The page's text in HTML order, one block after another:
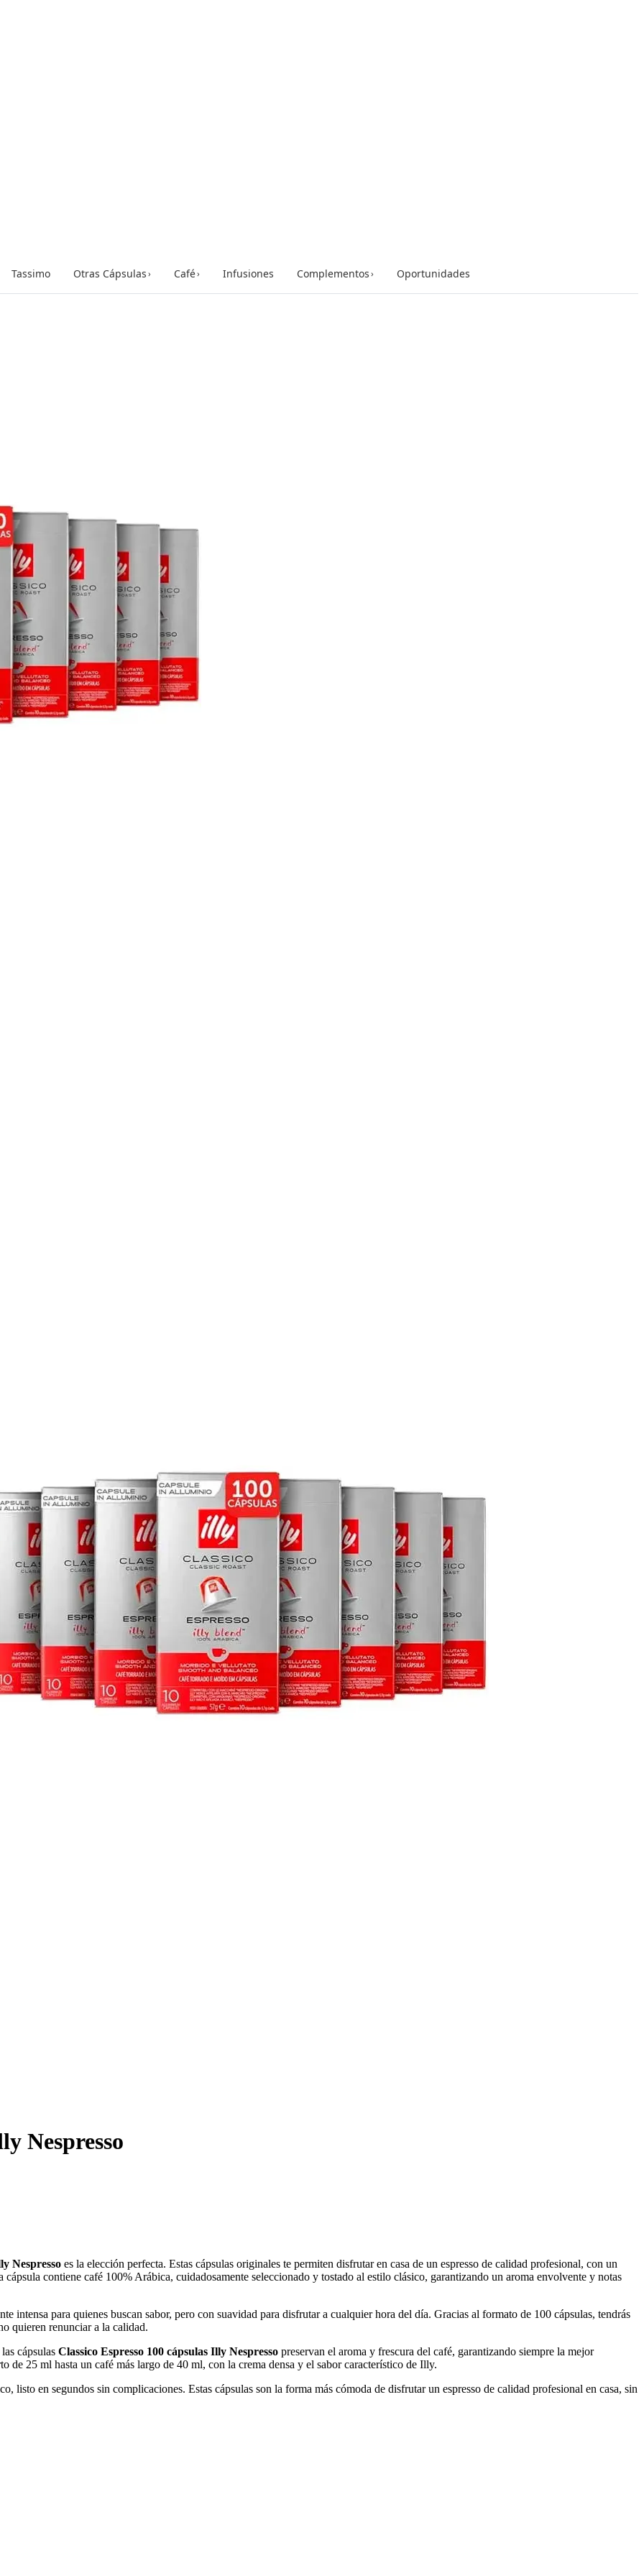
Tassimo Otras Cápsulas› Café› Infusiones Complementos› Oportunidades
Nespresso
Nespresso es la elección perfecta. Estas cápsulas originales te permiten disfrutar en casa de un espresso de calidad profesional, con un
contiene café 100% Arábica, cuidadosamente seleccionado y tostado al estilo clásico, garantizando un aroma envolvente y notas
intensa para quienes buscan sabor, pero con suavidad para disfrutar a cualquier hora del día. Gracias al formato de 100 cápsulas, tendrás
quieren renunciar a la calidad.
cápsulas Classico Espresso 100 cápsulas Illy Nespresso preservan el aroma y frescura del café, garantizando siempre la mejor
de 25 ml hasta un café más largo de 40 ml, con la crema densa y el sabor característico de Illy.
listo en segundos sin complicaciones. Estas cápsulas son la forma más cómoda de disfrutar un espresso de calidad profesional en casa, sin